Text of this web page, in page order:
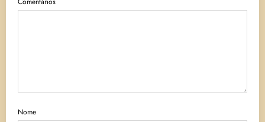
Nome